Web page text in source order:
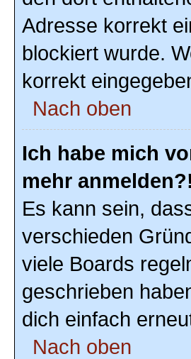
Adresse korrekt
blockiert wurde.
korrekt
Nach oben
Ich habe mich
mehr anmelden?!
Es kann sein,
verschieden
viele Boards
geschrieben
dich einfach
Nach oben